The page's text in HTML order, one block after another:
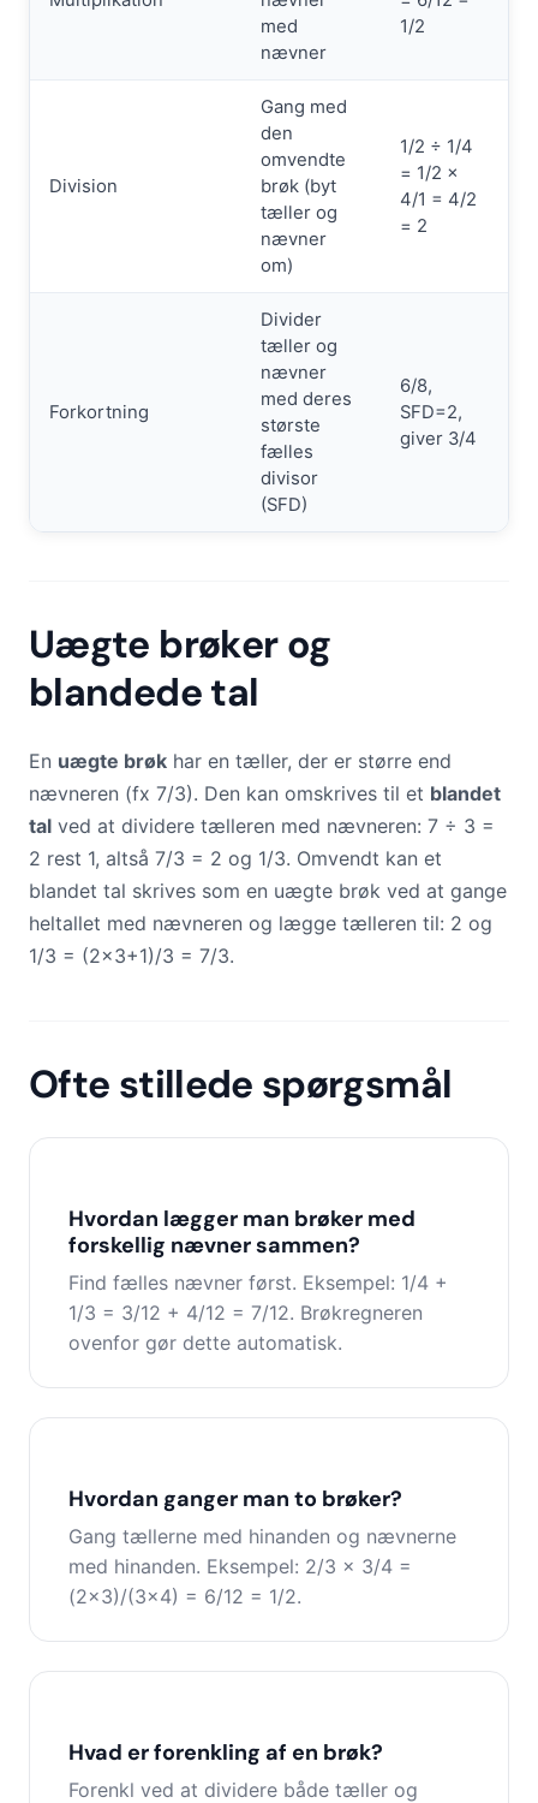
med
nævner
1/2
Division
Gang med
den
omvendte
brøk (byt
tæller og
nævner
om)
1/2 ÷ 1/4
= 1/2 ×
4/1 = 4/2
= 2
Forkortning
Divider
tæller og
nævner
med deres
største
fælles
divisor
(SFD)
6/8,
SFD=2,
giver 3/4
Uægte brøker og
blandede tal
En uægte brøk har en tæller, der er større end
nævneren (fx 7/3). Den kan omskrives til et blandet
tal ved at dividere tælleren med nævneren: 7 ÷ 3 =
2 rest 1, altså 7/3 = 2 og 1/3. Omvendt kan et
blandet tal skrives som en uægte brøk ved at gange
heltallet med nævneren og lægge tælleren til: 2 og
1/3 = (2×3+1)/3 = 7/3.
Ofte stillede spørgsmål
Hvordan lægger man brøker med
forskellig nævner sammen?
Find fælles nævner først. Eksempel: 1/4 +
1/3 = 3/12 + 4/12 = 7/12. Brøkregneren
ovenfor gør dette automatisk.
Hvordan ganger man to brøker?
Gang tællerne med hinanden og nævnerne
med hinanden. Eksempel: 2/3 × 3/4 =
(2×3)/(3×4) = 6/12 = 1/2.
Hvad er forenkling af en brøk?
Forenkl ved at dividere både tæller og